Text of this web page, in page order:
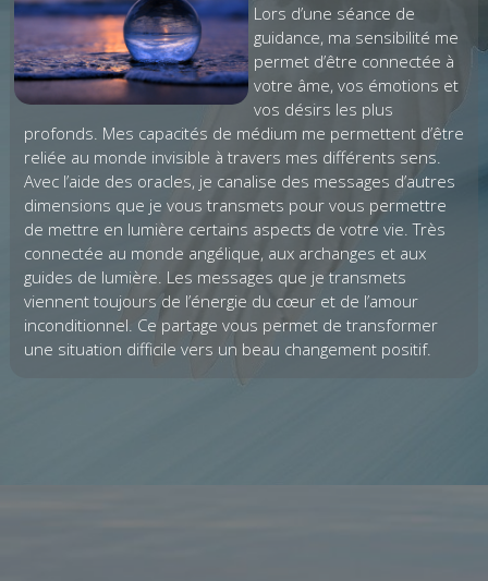
Lors d’une séance de
guidance, ma sensibilité me
permet d’être connectée à
votre âme, vos émotions et
vos désirs les plus
profonds. Mes capacités de médium me permettent d’être
reliée au monde invisible à travers mes différents sens.
Avec l’aide des oracles, je canalise des messages d’autres
dimensions que je vous transmets pour vous permettre
de mettre en lumière certains aspects de votre vie. Très
connectée au monde angélique, aux archanges et aux
guides de lumière. Les messages que je transmets
viennent toujours de l’énergie du cœur et de l’amour
inconditionnel. Ce partage vous permet de transformer
une situation difficile vers un beau changement positif.